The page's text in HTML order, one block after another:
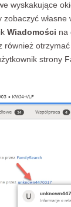
wyskakujące
zobaczyć własne
Wiadomości na
również
strony